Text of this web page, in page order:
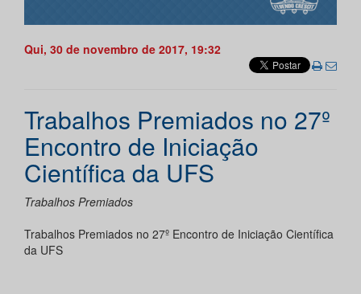
Qui, 30 de novembro de 2017, 19:32
Trabalhos Premiados no 27º
Encontro de Iniciação
Científica da UFS
Trabalhos Premiados
Trabalhos Premiados no 27º Encontro de Iniciação Científica
da UFS